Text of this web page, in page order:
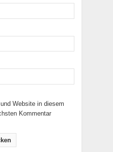
Website in diesem
Kommentar